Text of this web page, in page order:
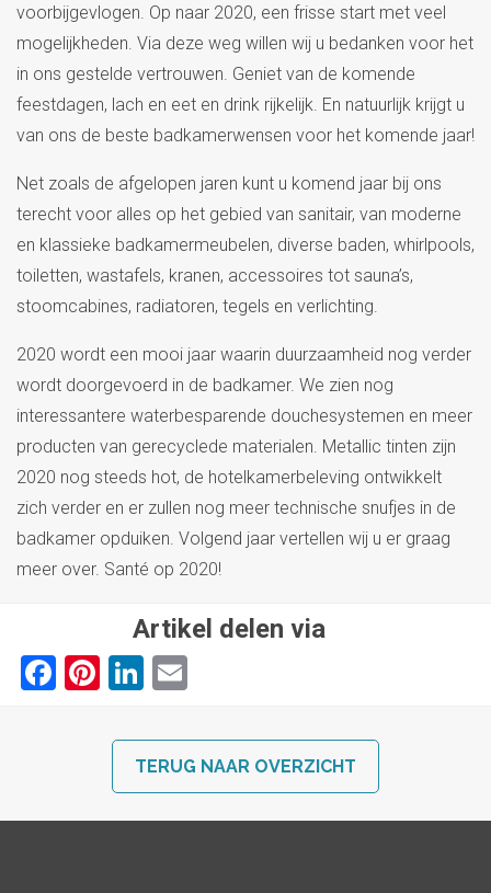
voorbijgevlogen. Op naar 2020, een frisse start met veel
mogelijkheden. Via deze weg willen wij u bedanken voor het
in ons gestelde vertrouwen. Geniet van de komende
feestdagen, lach en eet en drink rijkelijk. En natuurlijk krijgt u
van ons de beste badkamerwensen voor het komende jaar!
Net zoals de afgelopen jaren kunt u komend jaar bij ons
terecht voor alles op het gebied van sanitair, van moderne
en klassieke badkamermeubelen, diverse baden, whirlpools,
toiletten, wastafels, kranen, accessoires tot sauna’s,
stoomcabines, radiatoren, tegels en verlichting.
2020 wordt een mooi jaar waarin duurzaamheid nog verder
wordt doorgevoerd in de badkamer. We zien nog
interessantere waterbesparende douchesystemen en meer
producten van gerecyclede materialen. Metallic tinten zijn
2020 nog steeds hot, de hotelkamerbeleving ontwikkelt
zich verder en er zullen nog meer technische snufjes in de
badkamer opduiken. Volgend jaar vertellen wij u er graag
meer over. Santé op 2020!
Artikel delen via
Facebook
Pinterest
LinkedIn
TERUG NAAR OVERZICHT